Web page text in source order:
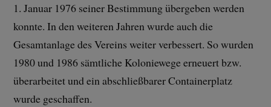
1. Januar 1976 seiner Bestimmung übergeben werden
konnte. In den weiteren Jahren wurde auch die
Gesamtanlage des Vereins weiter verbessert. So wurden
1980 und 1986 sämtliche Koloniewege erneuert bzw.
überarbeitet und ein abschließbarer Containerplatz
wurde geschaffen.